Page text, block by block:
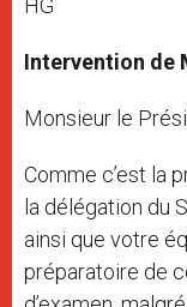
HG
Intervention de
Monsieur le
Comme c’est la
la délégation du
ainsi que votre
préparatoire de